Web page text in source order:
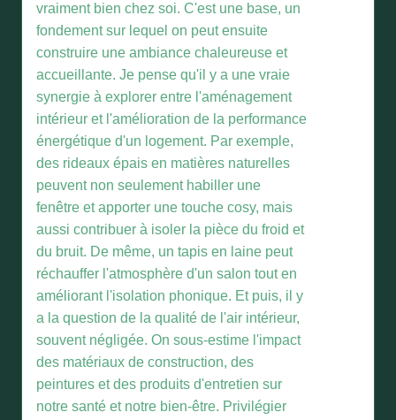
vraiment bien chez soi. C'est une base, un
fondement sur lequel on peut ensuite
construire une ambiance chaleureuse et
accueillante. Je pense qu'il y a une vraie
synergie à explorer entre l'aménagement
intérieur et l'amélioration de la performance
énergétique d'un logement. Par exemple,
des rideaux épais en matières naturelles
peuvent non seulement habiller une
fenêtre et apporter une touche cosy, mais
aussi contribuer à isoler la pièce du froid et
du bruit. De même, un tapis en laine peut
réchauffer l'atmosphère d'un salon tout en
améliorant l'isolation phonique. Et puis, il y
a la question de la qualité de l'air intérieur,
souvent négligée. On sous-estime l'impact
des matériaux de construction, des
peintures et des produits d'entretien sur
notre santé et notre bien-être. Privilégier